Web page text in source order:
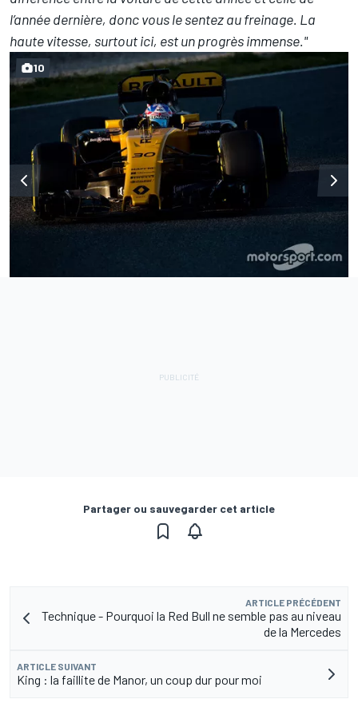
l’année dernière, donc vous le sentez au freinage. La
haute vitesse, surtout ici, est un progrès immense."
10
Partager ou sauvegarder cet article
ARTICLE PRÉCÉDENT
Technique - Pourquoi la Red Bull ne semble pas au niveau
de la Mercedes
ARTICLE SUIVANT
King : la faillite de Manor, un coup dur pour moi